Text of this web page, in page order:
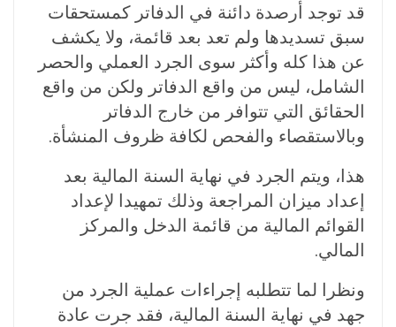
قد توجد أرصدة دائنة في الدفاتر كمستحقات
سبق تسديدها ولم تعد بعد قائمة، ولا يكشف
عن هذا كله وأكثر سوى الجرد العملي والحصر
الشامل، ليس من واقع الدفاتر ولكن من واقع
الحقائق التي تتوافر من خارج الدفاتر
وبالاستقصاء والفحص لكافة ظروف المنشأة.
هذا، ويتم الجرد في نهاية السنة المالية بعد
إعداد ميزان المراجعة وذلك تمهيدا لإعداد
القوائم المالية من قائمة الدخل والمركز
المالي.
ونظرا لما تتطلبه إجراءات عملية الجرد من
جهد في نهاية السنة المالية، فقد جرت عادة